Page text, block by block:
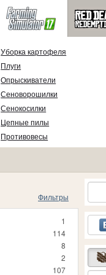
Уборка картофеля
Плуги
Опрыскиватели
Сеноворошилки
Сенокосилки
Цепные пилы
Противовесы
Фильтры
1
114
8
2
107